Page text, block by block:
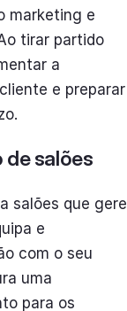
marketing e
tirar partido
a
e preparar
de salões
salões que gere
e
com o seu
uma
para os